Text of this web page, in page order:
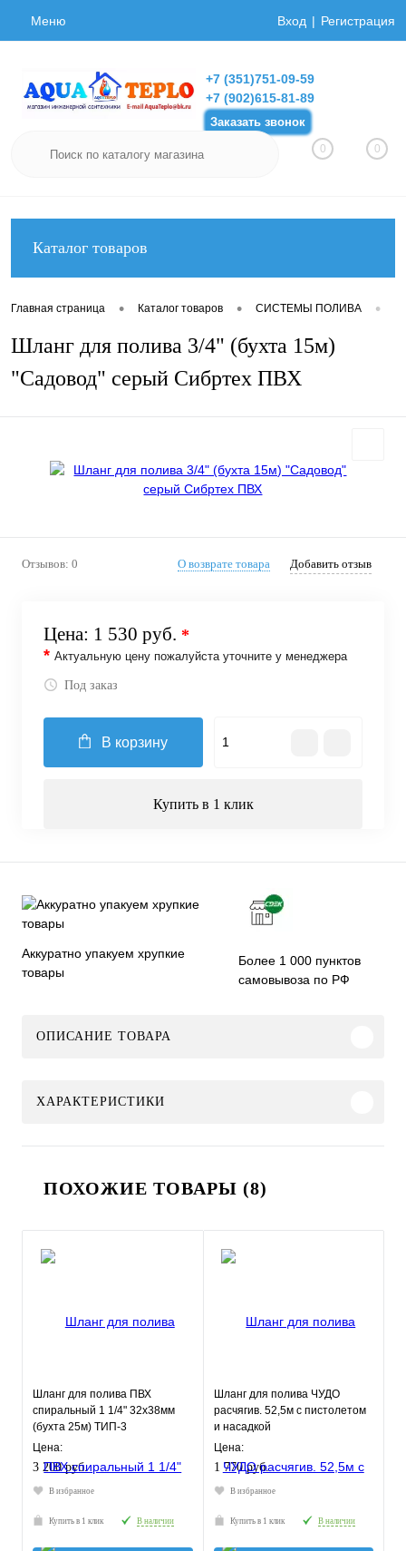
Меню Вход Регистрация
+7 (351)751-09-59
+7 (902)615-81-89
Заказать звонок
0 0
Каталог товаров
Главная страница • Каталог товаров • СИСТЕМЫ ПОЛИВА •
Шланг для полива 3/4" (бухта 15м)
"Садовод" серый Сибртех ПВХ
Отзывов: 0 О возврате товара Добавить отзыв
Цена: 1 530 руб. *
* Актуальную цену пожалуйста уточните у менеджера
Под заказ
В корзину
Купить в 1 клик
Аккуратно упакуем хрупкие
товары
Более 1 000 пунктов
самовывоза по РФ
ОПИСАНИЕ ТОВАРА
ХАРАКТЕРИСТИКИ
ПОХОЖИЕ ТОВАРЫ (8)
Шланг для полива ПВХ
спиральный 1 1/4" 32х38мм
(бухта 25м) ТИП-3
слабонапорный
морозостойкий
Цена:
3 200 руб.
В избранное
Купить в 1 клик В наличии
Шланг для полива ЧУДО
расчягив. 52,5м с пистолетом
и насадкой
Цена:
1 770 руб.
В избранное
Купить в 1 клик В наличии